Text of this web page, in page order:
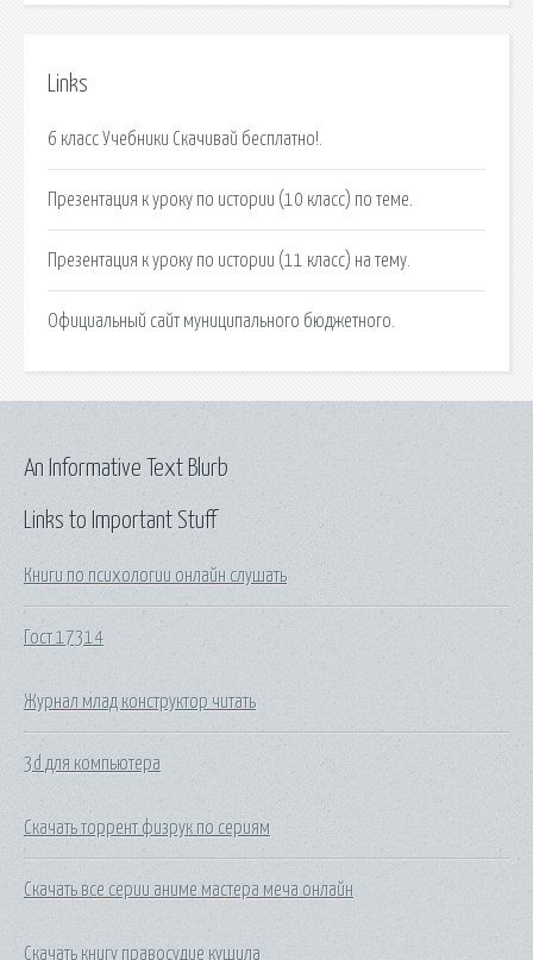
Links
6 класс Учебники Cкачивай бесплатно!.
Презентация к уроку по истории (10 класс) по теме.
Презентация к уроку по истории (11 класс) на тему.
Официальный сайт муниципального бюджетного.
Links to Important Stuff
Книги по психологии онлайн слушать
Гост 17314
Журнал млад конструктор читать
3d для компьютера
Скачать торрент физрук по сериям
Скачать все серии аниме мастера меча онлайн
Скачать книгу правосудие кушила
An Informative Text Blurb